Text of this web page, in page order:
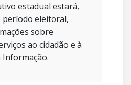
estadual estará,
eleitoral,
sobre
ao cidadão e à
Informação.